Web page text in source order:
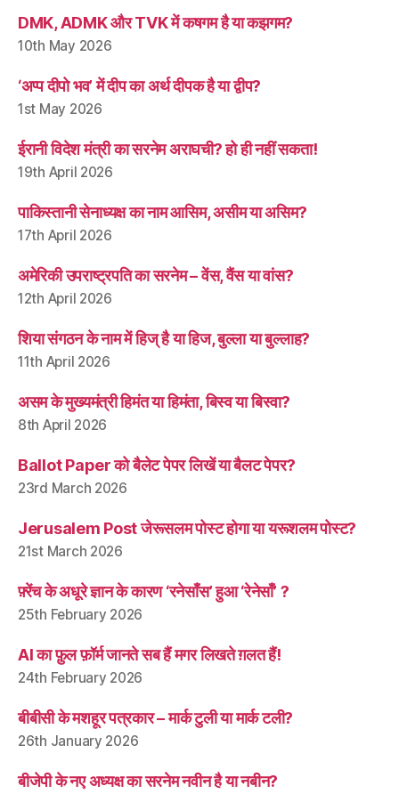
DMK, ADMK और TVK में कषगम है या कझगम?
10th May 2026
‘अप्प दीपो भव’ में दीप का अर्थ दीपक है या द्वीप?
1st May 2026
ईरानी विदेश मंत्री का सरनेम अराघची? हो ही नहीं सकता!
19th April 2026
पाकिस्तानी सेनाध्यक्ष का नाम आसिम, असीम या असिम?
17th April 2026
अमेरिकी उपराष्ट्रपति का सरनेम – वेंस, वैंस या वांस?
12th April 2026
शिया संगठन के नाम में हिज् है या हिज, बुल्ला या बुल्लाह?
11th April 2026
असम के मुख्यमंत्री हिमंत या हिमंता, बिस्व या बिस्वा?
8th April 2026
Ballot Paper को बैलेट पेपर लिखें या बैलट पेपर?
23rd March 2026
Jerusalem Post जेरूसलम पोस्ट होगा या यरूशलम पोस्ट?
21st March 2026
फ़्रेंच के अधूरे ज्ञान के कारण ‘रनेसाँस’ हुआ ‘रेनेसाँ’ ?
25th February 2026
AI का फ़ुल फ़ॉर्म जानते सब हैं मगर लिखते ग़लत हैं!
24th February 2026
बीबीसी के मशहूर पत्रकार – मार्क टुली या मार्क टली?
26th January 2026
बीजेपी के नए अध्यक्ष का सरनेम नवीन है या नबीन?